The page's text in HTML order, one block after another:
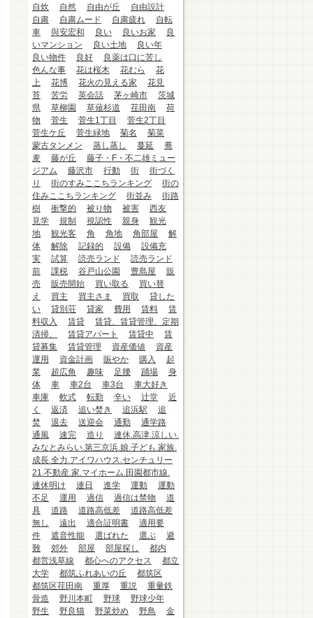
自炊
自然 自由が丘
自由設計
自粛
自粛ムード 自粛疲れ
自転
車
與安宏和 良い 良いお家
良
いマンション
良い土地
良い年
良い物件
良好
良薬は口に苦し
色んな事
花は桜木 花むら
花
上
花博 花火の見える家
花見
苔
苦労 英会話 茅ヶ崎市
茨城
県
草柳園 草薙杉道 荏田南
荷
物
菅生 菅生1丁目
菅生2丁目
菅生ケ丘
菅生緑地 菊名
菊菜
蒙古タンメン
蒸し蒸し 蔓延
蕎
麦
藤が丘
藤子・F・不二雄ミュー
ジアム
藤沢市 行動 街
街づく
り
街のすみここちランキング
街の
住みここちランキング
街並み
街路
樹
衝撃的 被り物 被害
西友
見学
規制 視認性 親身
観光
地
観光客 角 角地 角部屋
解
体
解除 記録的 設備
設備充
実
試算 読売ランド
読売ランド
前
課税 谷戸山公園 豊島屋
販
売
販売開始 買い取る
買い替
え
買主 買主さま 買取
貸した
い
貸別荘 貸家 費用 賃料
賃
料収入
賃貸
賃貸、賃貸管理、定期
清掃、
賃貸アパート 賃貸中
賃
貸募集
賃貸管理 資産価値
資産
運用
資金計画 賑やか 購入
起
業
超広角 趣味 足腰 踊場
身
体
車 車2台 車3台
車大好き
車庫
軟式 転勤 辛い 辻堂
近
く
返済 追い焚き 追浜駅
追
焚
退去 送迎会 通勤
通学路
通風
速完 造り
連休.高津.涼しい.
みなとみらい.第三京浜.娘.子ども.家族.
成長.全力.アイワハウス.センチュリー
21.不動産.家.マイホーム.田園都市線.
連休明け
連日 進学 運動
運動
不足
運用 過信 過信は禁物
道
具
道路 道路高低差
道路高低差
無し
遠出 適合証明書
適用要
件
遮音性能 選ばれた 選ぶ
避
難
郊外 部屋 部屋探し
都内
都営浅草線
都心へのアクセス
都立
大学
都筑ふれあいの丘
都筑区
都筑区荏田南
重厚 重説
重量鉄
骨造
野川本町 野球
野球少年
野生
野良猫 野菜炒め 野鳥
金